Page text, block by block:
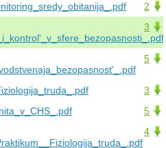
2
3
5
3
5
4